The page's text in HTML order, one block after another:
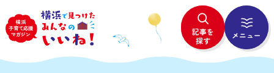
記事を
探す
メニュー